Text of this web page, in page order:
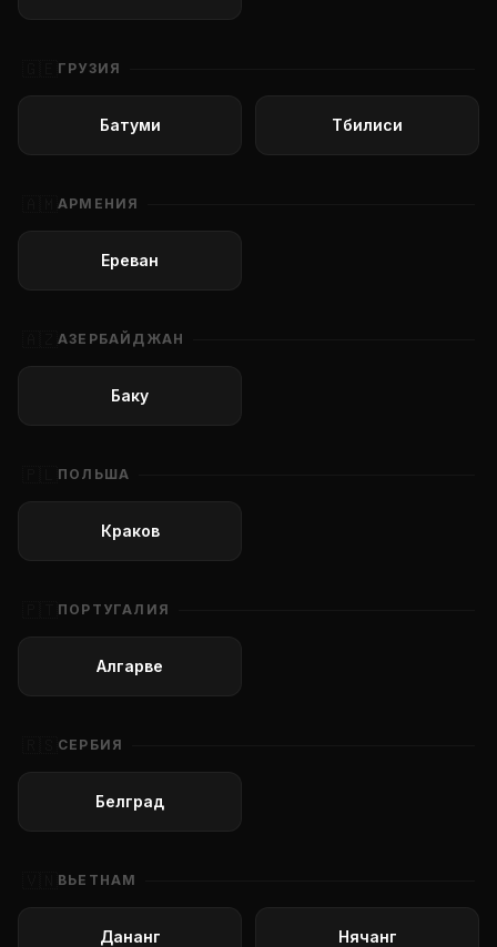
ГРУЗИЯ
Батуми Тбилиси
АРМЕНИЯ
Ереван
АЗЕРБАЙДЖАН
Баку
ПОЛЬША
Краков
ПОРТУГАЛИЯ
Алгарве
СЕРБИЯ
Белград
ВЬЕТНАМ
Дананг Нячанг